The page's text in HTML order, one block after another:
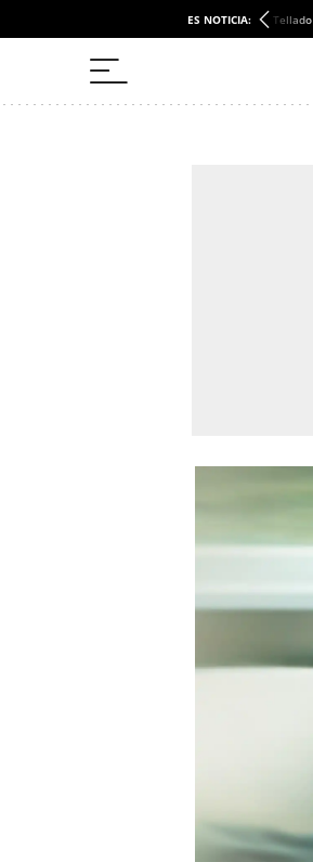
ES NOTICIA: Tellado